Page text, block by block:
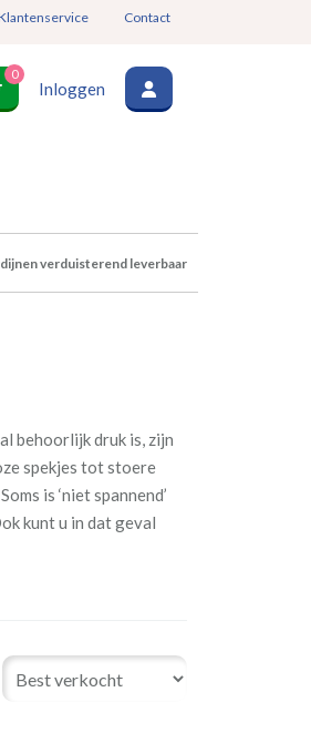
Contact
0
Inloggen
verduisterend leverbaar
behoorlijk druk is, zijn
spekjes tot stoere
is ‘niet spannend’
kunt u in dat geval